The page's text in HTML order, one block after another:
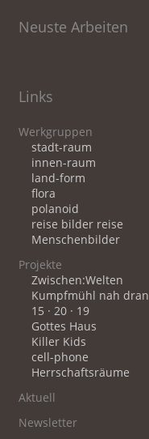
Neuste Arbeiten
Links
Werkgruppen
stadt-raum
innen-raum
land-form
flora
polanoid
reise bilder reise
Menschenbilder
Projekte
Zwischen:Welten
Kumpfmühl nah dran
15 · 20 · 19
Gottes Haus
Killer Kids
cell-phone
Herrschaftsräume
Aktuell
Newsletter